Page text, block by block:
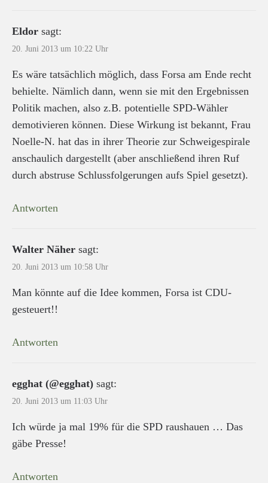
Eldor sagt:
20. Juni 2013 um 10:22 Uhr
Es wäre tatsächlich möglich, dass Forsa am Ende recht
behielte. Nämlich dann, wenn sie mit den Ergebnissen
Politik machen, also z.B. potentielle SPD-Wähler
demotivieren können. Diese Wirkung ist bekannt, Frau
Noelle-N. hat das in ihrer Theorie zur Schweigespirale
anschaulich dargestellt (aber anschließend ihren Ruf
durch abstruse Schlussfolgerungen aufs Spiel gesetzt).
Antworten
Walter Näher sagt:
20. Juni 2013 um 10:58 Uhr
Man könnte auf die Idee kommen, Forsa ist CDU-
gesteuert!!
Antworten
egghat (@egghat) sagt:
20. Juni 2013 um 11:03 Uhr
Ich würde ja mal 19% für die SPD raushauen … Das
gäbe Presse!
Antworten